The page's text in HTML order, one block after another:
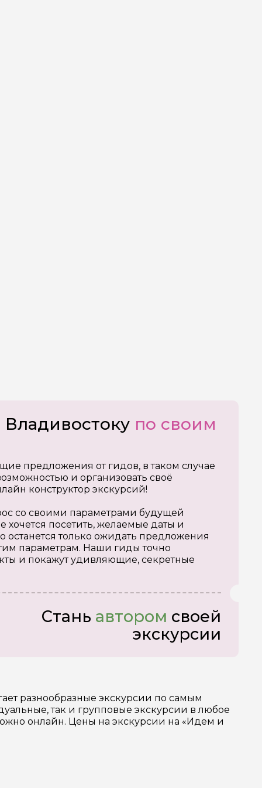
по своим
предложения от гидов, в таком случае
и организовать своё
конструктор экскурсий!
со своими параметрами будущей
хочется посетить, желаемые даты и
только ожидать предложения
параметрам. Наши гиды точно
и покажут удивляющие, секретные
Стань автором своей
экскурсии
разнообразные экскурсии по самым
так и групповые экскурсии в любое
онлайн. Цены на экскурсии на «Идем и